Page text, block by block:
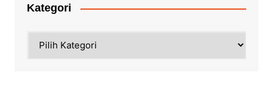
Kategori